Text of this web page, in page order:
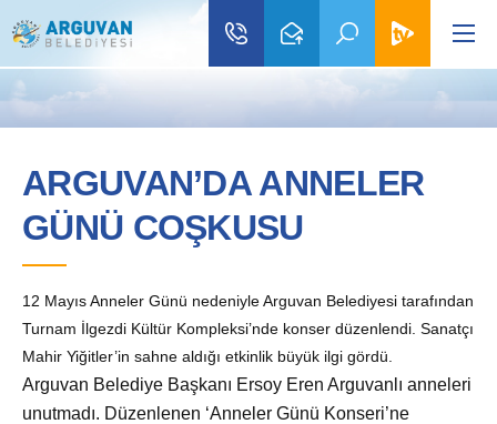
ARGUVAN’DA ANNELER
GÜNÜ COŞKUSU
12 Mayıs Anneler Günü nedeniyle Arguvan Belediyesi tarafından
Turnam İlgezdi Kültür Kompleksi’nde konser düzenlendi. Sanatçı
Mahir Yiğitler’in sahne aldığı etkinlik büyük ilgi gördü.
Arguvan Belediye Başkanı Ersoy Eren Arguvanlı anneleri
unutmadı. Düzenlenen ‘Anneler Günü Konseri’ne